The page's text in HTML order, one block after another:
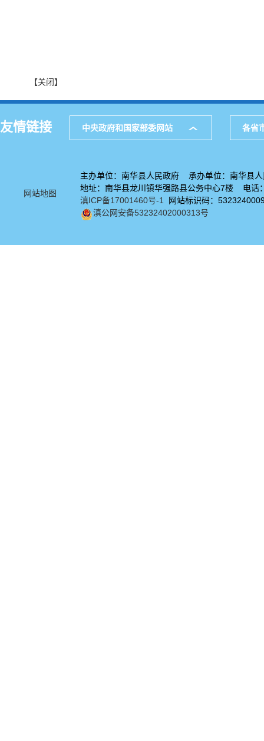
【关闭】
友情链接 中央政府和国家部委网站 各省
网站地图
主办单位：南华县人民政府 承办单位：南华县人
地址：南华县龙川镇华强路县公务中心7楼 电
滇ICP备17001460号-1
网站标识码：
滇公网安备53232402000313号